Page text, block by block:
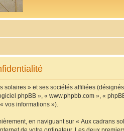
» et ses sociétés affiliées
phpBB », « www.phpbb.com », «
vos informations »).
en naviguant sur « Aux cadrans